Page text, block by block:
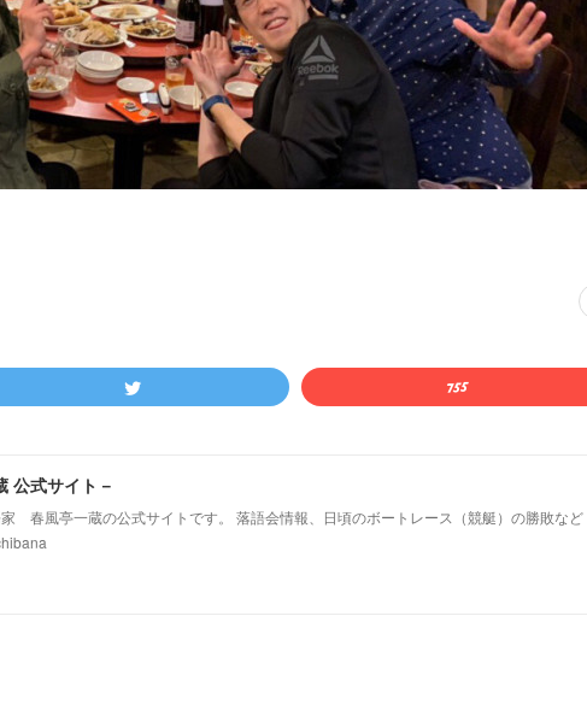
公式サイト－
春風亭一蔵の公式サイトです。 落語会情報、日頃のボートレース（競艇）の勝敗など